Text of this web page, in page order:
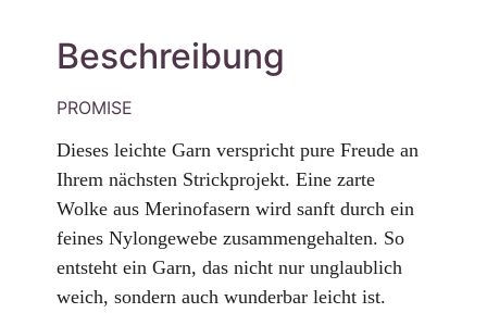
Beschreibung
PROMISE
Dieses leichte Garn verspricht pure Freude an
Ihrem nächsten Strickprojekt. Eine zarte
Wolke aus Merinofasern wird sanft durch ein
feines Nylongewebe zusammengehalten. So
entsteht ein Garn, das nicht nur unglaublich
weich, sondern auch wunderbar leicht ist.